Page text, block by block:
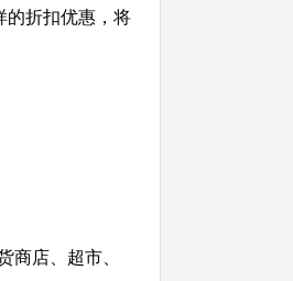
的折扣优惠，将
商店、超市、